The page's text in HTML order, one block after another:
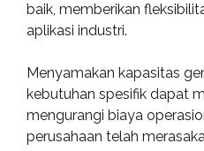
baik, memberikan
aplikasi industri.
Menyamakan kapasitas
kebutuhan spesifik dapat
mengurangi biaya
perusahaan telah